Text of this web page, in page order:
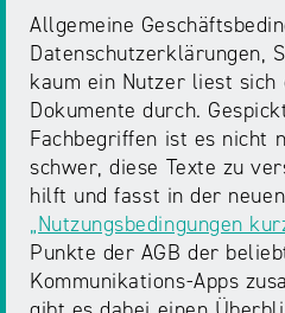
Werbung
mediale
Partizipation
Roadshow
gegen
Desinformation
Safer
Internet
Day
Allgemeine
Datenschutzerklärungen,
kaum ein Nutzer liest sich
Dokumente durch.
Fachbegriffen ist es nicht
schwer, diese Texte zu
hilft und fasst in der
„Nutzungsbedingungen
Punkte der AGB der
Kommunikations-Apps